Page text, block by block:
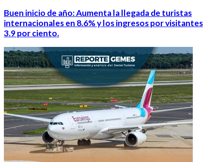
Buen inicio de año: Aumenta la llegada de turistas
internacionales en 8.6% y los ingresos por visitantes
3.9 por ciento.